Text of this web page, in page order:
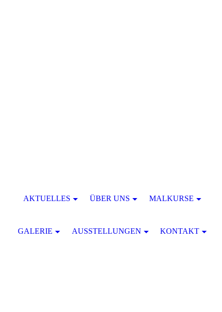
AKTUELLES ÜBER UNS MALKURSE
GALERIE AUSSTELLUNGEN KONTAKT